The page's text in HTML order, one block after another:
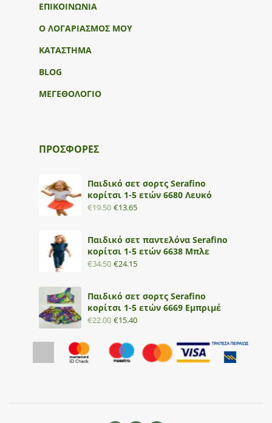
ΕΠΙΚΟΙΝΩΝΙΑ
Ο ΛΟΓΑΡΙΑΣΜΟΣ ΜΟΥ
ΚΑΤΑΣΤΗΜΑ
BLOG
ΜΕΓΕΘΟΛΟΓΙΟ
ΠΡΟΣΦΟΡΕΣ
Παιδικό σετ σορτς Serafino
κορίτσι 1-5 ετών 6680 Λευκό
€19.50 €13.65
Παιδικό σετ παντελόνα Serafino
κορίτσι 1-5 ετών 6638 Μπλε
€34.50 €24.15
Παιδικό σετ σορτς Serafino
κορίτσι 1-5 ετών 6669 Εμπριμέ
€22.00 €15.40